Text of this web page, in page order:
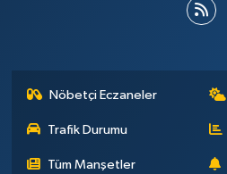
Nöbetçi Eczaneler
Trafik Durumu
Tüm Manşetler